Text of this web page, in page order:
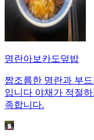
명란아보카도덮밥
짭조름한 명란과 부
입니다 야채가 적절
족합니다.